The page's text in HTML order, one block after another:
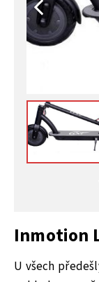
Inmotion
U všech